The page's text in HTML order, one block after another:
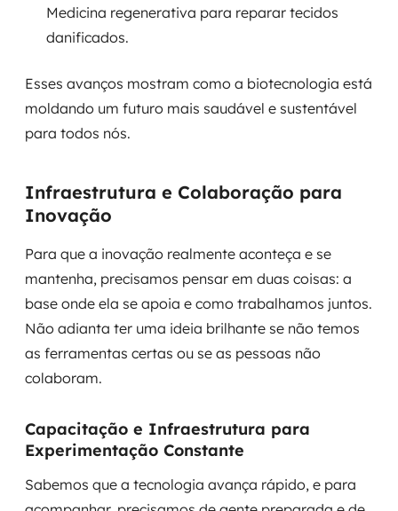
Medicina regenerativa para reparar tecidos
danificados.
Esses avanços mostram como a biotecnologia está
moldando um futuro mais saudável e sustentável
para todos nós.
Infraestrutura e Colaboração para
Inovação
Para que a inovação realmente aconteça e se
mantenha, precisamos pensar em duas coisas: a
base onde ela se apoia e como trabalhamos juntos.
Não adianta ter uma ideia brilhante se não temos
as ferramentas certas ou se as pessoas não
colaboram.
Capacitação e Infraestrutura para
Experimentação Constante
Sabemos que a tecnologia avança rápido, e para